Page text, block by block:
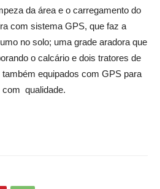
da área e o carregamento do
com sistema GPS, que faz a
no solo; uma grade aradora que
o calcário e dois tratores de
equipados com GPS para
qualidade.